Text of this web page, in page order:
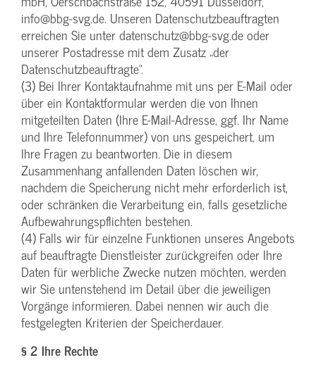
info@bbg-svg.de. Unseren Datenschutzbeauftragten
erreichen Sie unter datenschutz@bbg-svg.de oder
unserer Postadresse mit dem Zusatz „der
Datenschutzbeauftragte“.
(3) Bei Ihrer Kontaktaufnahme mit uns per E-Mail oder
über ein Kontaktformular werden die von Ihnen
mitgeteilten Daten (Ihre E-Mail-Adresse, ggf. Ihr Name
und Ihre Telefonnummer) von uns gespeichert, um
Ihre Fragen zu beantworten. Die in diesem
Zusammenhang anfallenden Daten löschen wir,
nachdem die Speicherung nicht mehr erforderlich ist,
oder schränken die Verarbeitung ein, falls gesetzliche
Aufbewahrungspflichten bestehen.
(4) Falls wir für einzelne Funktionen unseres Angebots
auf beauftragte Dienstleister zurückgreifen oder Ihre
Daten für werbliche Zwecke nutzen möchten, werden
wir Sie untenstehend im Detail über die jeweiligen
Vorgänge informieren. Dabei nennen wir auch die
festgelegten Kriterien der Speicherdauer.
§ 2 Ihre Rechte